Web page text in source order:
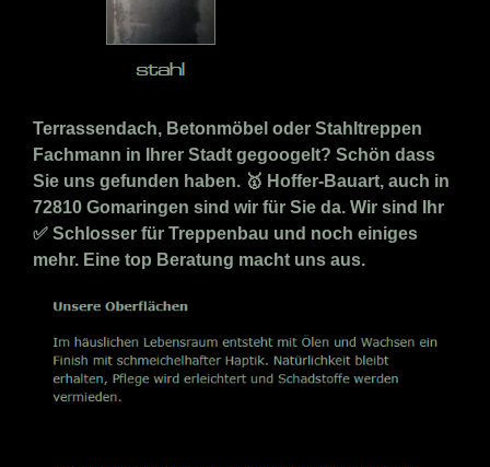
Terrassendach, Betonmöbel oder Stahltreppen
Fachmann in Ihrer Stadt gegoogelt? Schön dass
Sie uns gefunden haben. 🥇 Hoffer-Bauart, auch in
72810 Gomaringen sind wir für Sie da. Wir sind Ihr
✅ Schlosser für Treppenbau und noch einiges
mehr. Eine top Beratung macht uns aus.